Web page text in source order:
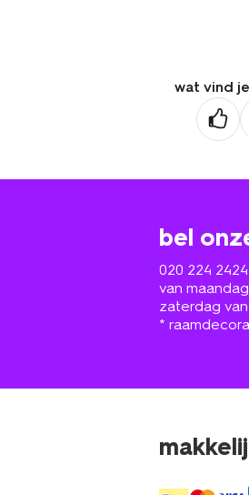
wat vind
bel
020 224 2424
van
zaterdag van
*